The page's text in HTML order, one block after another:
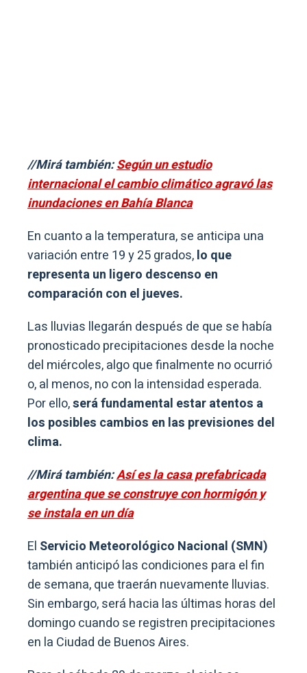
//Mirá también:Según un estudio
internacional el cambio climático agravó las
inundaciones en Bahía Blanca
En cuanto a la temperatura, se anticipa una
variación entre 19 y 25 grados,lo que
representa un ligero descenso en
comparación con el jueves.
Las lluvias llegarán después de que se había
pronosticado precipitaciones desde la noche
del miércoles, algo que finalmente no ocurrió
o, al menos, no con la intensidad esperada.
Por ello,será fundamental estar atentos a
los posibles cambios en las previsiones del
clima.
//Mirá también:Así es la casa prefabricada
argentina que se construye con hormigón y
se instala en un día
El Servicio Meteorológico Nacional (SMN)
también anticipó las condiciones para el fin
de semana, que traerán nuevamente lluvias.
Sin embargo, será hacia las últimas horas del
domingo cuando se registren precipitaciones
en la Ciudad de Buenos Aires.